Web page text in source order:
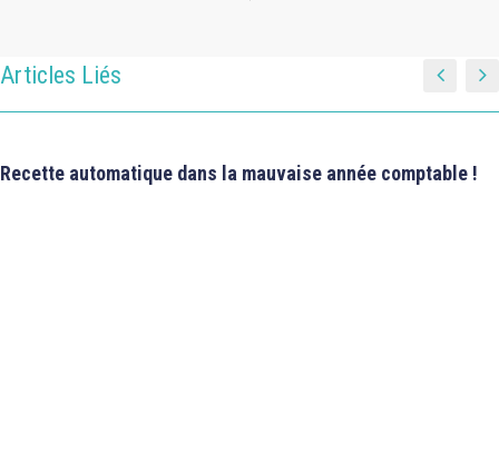
Articles Liés
Recette automatique dans la mauvaise année comptable !